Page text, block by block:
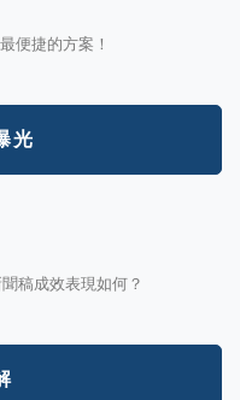
便捷的方案！
光
稿成效表現如何？